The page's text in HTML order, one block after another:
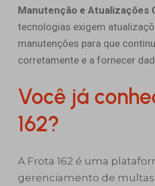
Manutenção e Atualizações
tecnologias exigem
manutenções para que
corretamente e a fornecer
Você já
162?
A Frota 162 é uma
gerenciamento de